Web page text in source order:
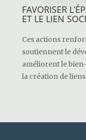
FAVORISER
ET LE LIEN
Ces actions
soutiennent le
améliorent le
la création de